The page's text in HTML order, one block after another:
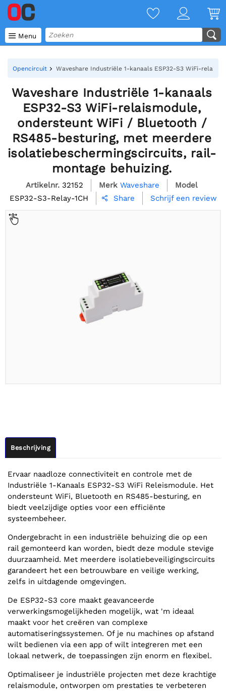
 Menu
Opencircuit Waveshare Industriële 1-kanaals ESP32-S3 WiFi-
Waveshare Industriële 1-kanaals
ESP32-S3 WiFi-relaismodule,
ondersteunt WiFi / Bluetooth /
RS485-besturing, met meerdere
isolatiebeschermingscircuits, rail-
montage behuizing.
Artikelnr. 32152 Merk Waveshare
Model
ESP32-S3-Relay-1CH
 Share Schrijf een review
Beschrijving
Ervaar naadloze connectiviteit en controle met de
Industriële 1-Kanaals ESP32-S3 WiFi Releismodule. Het
ondersteunt WiFi, Bluetooth en RS485-besturing, en
biedt veelzijdige opties voor een efficiënte
systeembeheer.
Ondergebracht in een industriële behuizing die op een
rail gemonteerd kan worden, biedt deze module stevige
duurzaamheid. Met meerdere isolatiebeveiligingscircuits
garandeert het een betrouwbare en veilige werking,
zelfs in uitdagende omgevingen.
De ESP32-S3 core maakt geavanceerde
verwerkingsmogelijkheden mogelijk, wat 'm ideaal
maakt voor het creëren van complexe
automatiseringssystemen. Of je nu machines op afstand
wilt bedienen via een app of wilt integreren met een
lokaal netwerk, de toepassingen zijn enorm en flexibel.
Optimaliseer je industriële projecten met deze krachtige
relaismodule, ontworpen om prestaties te verbeteren